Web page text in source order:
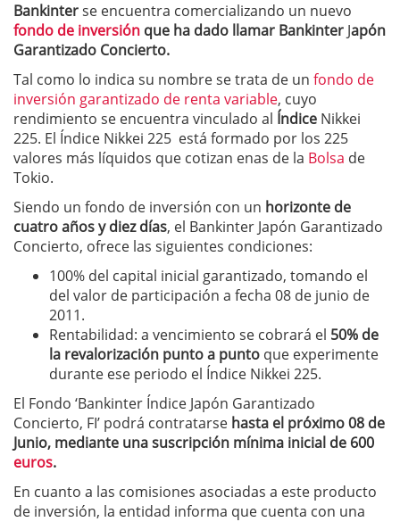
Bankinterse encuentra comercializando un nuevo
fondo de inversión que ha dado llamar Bankinter Japón
Garantizado Concierto.
Tal como lo indica su nombre se trata de un fondo de
inversión garantizado de renta variable, cuyo
rendimiento se encuentra vinculado al Índice Nikkei
225. El Índice Nikkei 225 está formado por los 225
valores más líquidos que cotizan enas de la Bolsa de
Tokio.
Siendo un fondo de inversión con un horizonte de
cuatro años y diez días, el Bankinter Japón Garantizado
Concierto, ofrece las siguientes condiciones:
100% del capital inicial garantizado, tomando el
del valor de participación a fecha 08 de junio de
2011.
Rentabilidad: a vencimiento se cobrará el 50% de
la revalorización punto a punto que experimente
durante ese periodo el Índice Nikkei 225.
El Fondo ‘Bankinter Índice Japón Garantizado
Concierto, FI’ podrá contratarse hasta el próximo 08 de
Junio, mediante una suscripción mínima inicial de 600
euros.
En cuanto a las comisiones asociadas a este producto
de inversión, la entidad informa que cuenta con una